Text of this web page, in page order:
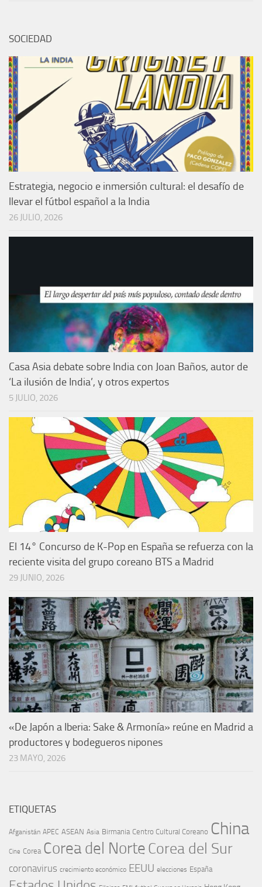
SOCIEDAD
Estrategia, negocio e inmersión cultural: el desafío de
llevar el fútbol español a la India
26 JULIO, 2026
Casa Asia debate sobre India con Joan Baños, autor de
‘La ilusión de India’, y otros expertos
5 JULIO, 2026
El 14° Concurso de K-Pop en España se refuerza con la
reciente visita del grupo coreano BTS a Madrid
29 JUNIO, 2026
«De Japón a Iberia: Sake & Armonía» reúne en Madrid a
productores y bodegueros nipones
23 MAYO, 2026
ETIQUETAS
Afganistán APEC ASEAN Asia Birmania Centro Cultural Coreano China
Cine Corea Corea del NorteCorea del Sur
coronavirus crecimiento económico EEUU elecciones España